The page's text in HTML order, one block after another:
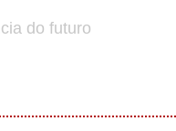
do futuro